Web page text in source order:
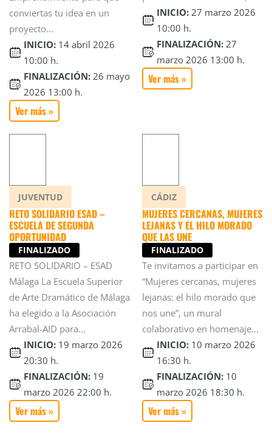
conviertas tu idea en un
proyecto...
INICIO: 14 abril 2026
10:00 h.
FINALIZACIÓN: 26 mayo
2026 13:00 h.
Ver más »
INICIO: 27 marzo 2026
10:00 h.
FINALIZACIÓN: 27
marzo 2026 13:00 h.
Ver más »
JUVENTUD
RETO SOLIDARIO ESAD –
ESCUELA DE SEGUNDA
OPORTUNIDAD
FINALIZADO
RETO SOLIDARIO – ESAD
Málaga La Escuela Superior
de Arte Dramático de Málaga
ha elegido a la Asociación
Arrabal-AID para...
INICIO: 19 marzo 2026
20:30 h.
FINALIZACIÓN: 19
marzo 2026 22:00 h.
Ver más »
CÁDIZ
MUJERES CERCANAS, MUJERES
LEJANAS Y EL HILO MORADO
QUE LAS UNE
FINALIZADO
Te invitamos a participar en
“Mujeres cercanas, mujeres
lejanas: el hilo morado que
nos une”, un mural
colaborativo en homenaje...
INICIO: 10 marzo 2026
16:30 h.
FINALIZACIÓN: 10
marzo 2026 18:30 h.
Ver más »